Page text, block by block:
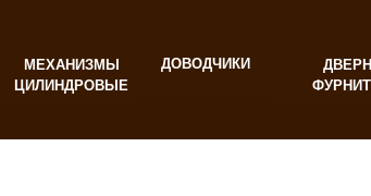
МЕХАНИЗМЫ
ЦИЛИНДРОВЫЕ
ДОВОДЧИКИ